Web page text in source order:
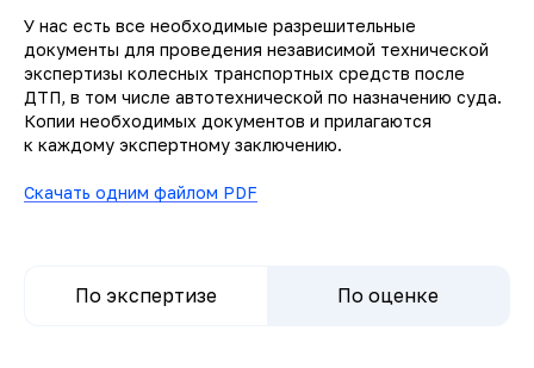
У нас есть все необходимые разрешительные
документы для проведения независимой технической
экспертизы колесных транспортных средств после
ДТП, в том числе автотехнической по назначению суда.
Копии необходимых документов и прилагаются
к каждому экспертному заключению.
Скачать одним файлом PDF
По экспертизе По оценке